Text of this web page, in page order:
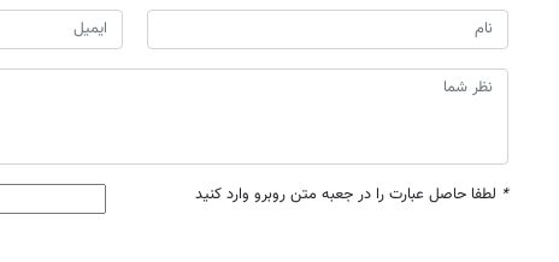
* لطفا حاصل عبارت را در جعبه متن روبرو وارد کنید